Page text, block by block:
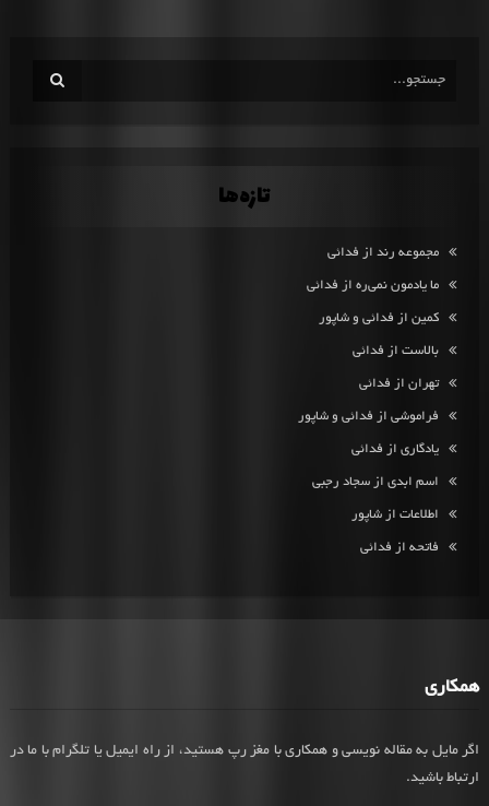
تازه‌ها
مجموعه رند از فدائی
ما یادمون نمی‌ره از فدائی
کمین از فدائی و شاپور
بالاست از فدائی
تهران از فدائی
فراموشی از فدائی و شاپور
یادگاری از فدائی
اسم ابدی از سجاد رجبی
اطلاعات از شاپور
فاتحه از فدائی
همکاری
اگر مایل به مقاله نویسی و همکاری با مغز رپ هستید، از راه ایمیل یا تلگرام با ما در
ارتباط باشید.